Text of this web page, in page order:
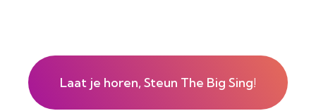
Laat je horen, Steun The Big Sing!